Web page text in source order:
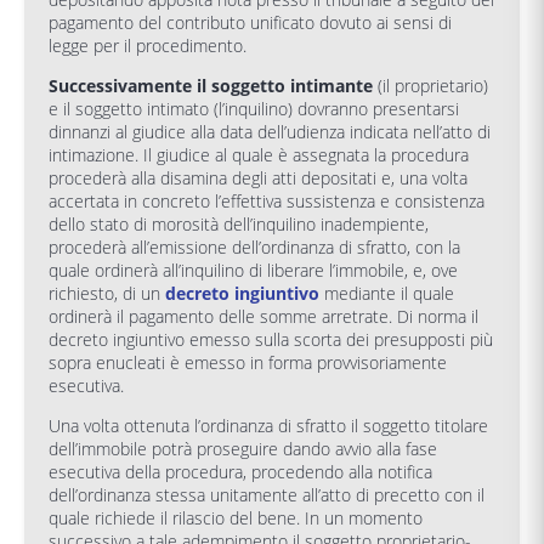
pagamento del contributo unificato dovuto ai sensi di
legge per il procedimento.
Successivamente il soggetto intimante (il proprietario)
e il soggetto intimato (l’inquilino) dovranno presentarsi
dinnanzi al giudice alla data dell’udienza indicata nell’atto di
intimazione. Il giudice al quale è assegnata la procedura
procederà alla disamina degli atti depositati e, una volta
accertata in concreto l’effettiva sussistenza e consistenza
dello stato di morosità dell’inquilino inadempiente,
procederà all’emissione dell’ordinanza di sfratto, con la
quale ordinerà all’inquilino di liberare l’immobile, e, ove
richiesto, di un decreto ingiuntivo mediante il quale
ordinerà il pagamento delle somme arretrate. Di norma il
decreto ingiuntivo emesso sulla scorta dei presupposti più
sopra enucleati è emesso in forma provvisoriamente
esecutiva.
Una volta ottenuta l’ordinanza di sfratto il soggetto titolare
dell’immobile potrà proseguire dando avvio alla fase
esecutiva della procedura, procedendo alla notifica
dell’ordinanza stessa unitamente all’atto di precetto con il
quale richiede il rilascio del bene. In un momento